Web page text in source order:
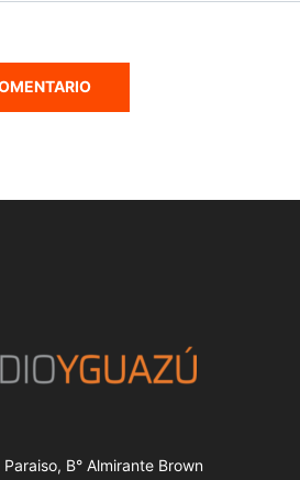
Paraiso, B° Almirante Brown